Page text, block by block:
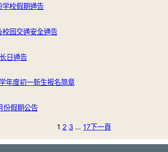
学校假期通告
校园交通安全通告
日通告
年度初一新生报名简章
份假期公告
1 2 3 … 17下一頁